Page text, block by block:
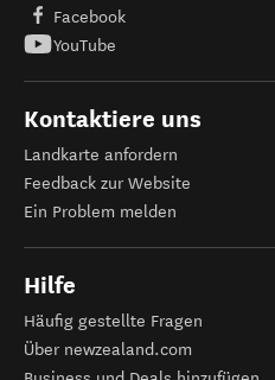
Facebook
YouTube
Kontaktiere uns
Landkarte anfordern
Feedback zur Website
Ein Problem melden
Hilfe
Häufig gestellte Fragen
Über newzealand.com